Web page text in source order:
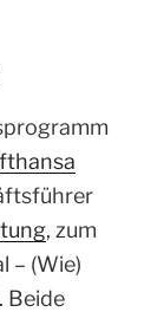
, zum
– (Wie)
Beide